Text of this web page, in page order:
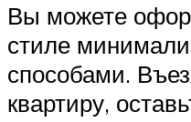
Вы можете
стиле
способами.
квартиру,